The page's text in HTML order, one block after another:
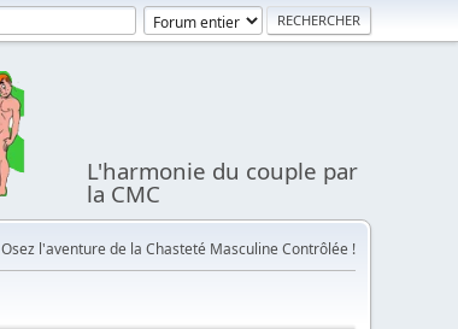
L'harmonie du couple par
la CMC
Osez l'aventure de la Chasteté Masculine Contrôlée !